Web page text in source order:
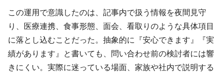
この運用で意識したのは、記事内で扱う情報を夜間見守
り、医療連携、食事形態、面会、看取りのような具体項目
に落とし込むことだった。抽象的に『安心できます』『実
績があります』と書いても、問い合わせ前の検討者には響
きにくい。実際に迷っている場面、家族や社内で説明する